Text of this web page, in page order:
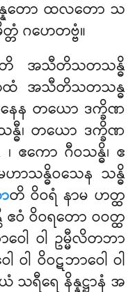
နတော ထလတော သ
တံ ဂဟေတဗ္ဗံ။
အသီတိသတသန္ဓိ
ထံ အသီတိသတသန္ဓ
ေန တယော ဒက္ခိဏ
န္ဓီ၊ တယော ဒက္ခိဏ
၊ ဧကော ဂီဝသန္ဓိ၊ ဧ
ာသန္ဓိဝသေန သန္ဓိ
တိ ဝိဝရံ နာမ ဟတ္ထ
တိ ဧဝံ ဝိဝရတော ဝဝတ္ထ
ဝေါ ဝါ ဥမ္မီလိတဘာ
ါ ဝိဝဋဘာဝေါ ဝါ
သရီရေ နိန္နဋ္ဌာနံ အ